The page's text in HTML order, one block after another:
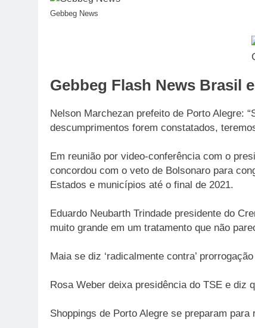
Gebbeg News
Gebbeg Flash News Brasil
Nelson Marchezan prefeito de Porto Alegre:
descumprimentos forem constatados,
Em reunião por video-conferência com o
concordou com o veto de Bolsonaro para
Estados e municípios até o final de 2021.
Eduardo Neubarth Trindade presidente do
muito grande em um tratamento que não
Maia se diz ‘radicalmente contra’
Rosa Weber deixa presidência do TSE e diz
Shoppings de Porto Alegre se preparam